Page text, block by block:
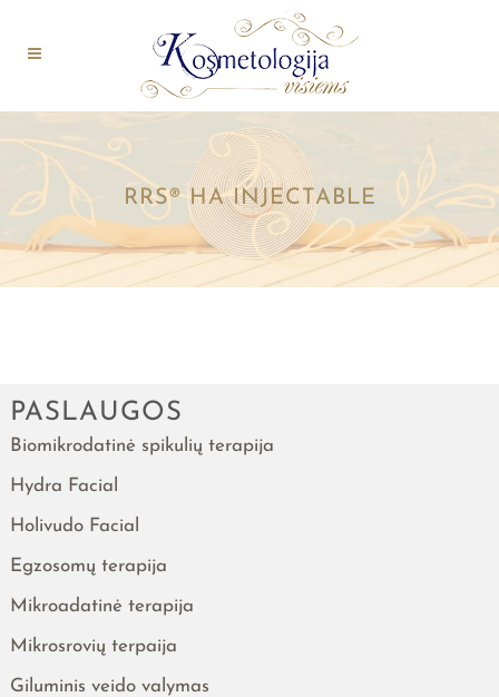
RRS® HA INJECTABLE
PASLAUGOS
Biomikrodatinė spikulių terapija
Hydra Facial
Holivudo Facial
Egzosomų terapija
Mikroadatinė terapija
Mikrosrovių terpaija
Giluminis veido valymas